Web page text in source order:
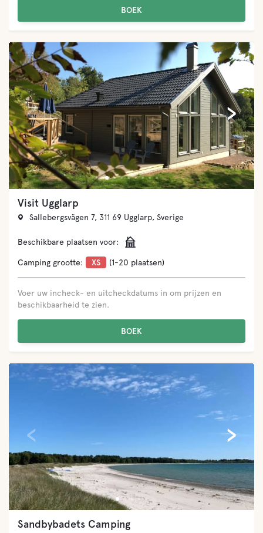
BOEK
›
‹
Visit Ugglarp
Sallebergsvägen 7, 311 69 Ugglarp, Sverige
Beschikbare plaatsen voor:
Camping grootte: XS (1-20 plaatsen)
Voer uw incheck- en uitcheckdatums in om prijzen en
beschikbaarheid te zien.
BOEK
›
‹
Sandbybadets Camping